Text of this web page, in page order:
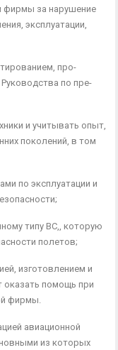
фирмы за наруше­ние
эксплуата­ции,
про­
по пре­
и учиты­вать опыт,
по­колений, в том
по эксплуата­ции и
типу ВС,, которую
по­летов;
изготовлени­ем и
оказать по­мощь при
фирмы.
авиацион­ной
из ко­торых